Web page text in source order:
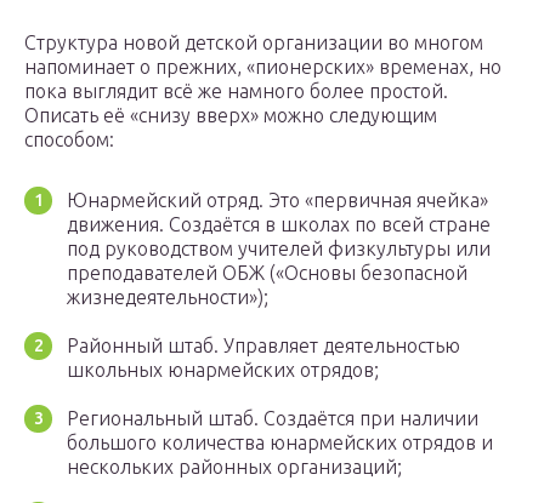
Структура новой детской организации во многом
напоминает о прежних, «пионерских» временах, но
пока выглядит всё же намного более простой.
Описать её «снизу вверх» можно следующим
способом:
Юнармейский отряд. Это «первичная ячейка»
движения. Создаётся в школах по всей стране
под руководством учителей физкультуры или
преподавателей ОБЖ («Основы безопасной
жизнедеятельности»);
Районный штаб. Управляет деятельностью
школьных юнармейских отрядов;
Региональный штаб. Создаётся при наличии
большого количества юнармейских отрядов и
нескольких районных организаций;